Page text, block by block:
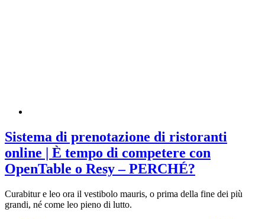
Sistema di prenotazione di ristoranti
online | È tempo di competere con
OpenTable o Resy – PERCHÉ?
Curabitur e leo ora il vestibolo mauris, o prima della fine dei più
grandi, né come leo pieno di lutto.